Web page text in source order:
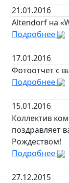
21.01.2016
Altendorf на
Подробнее
17.01.2016
Фотоотчет с
Подробнее
15.01.2016
Коллектив
поздравляет
Рождеством!
Подробнее
27.12.2015